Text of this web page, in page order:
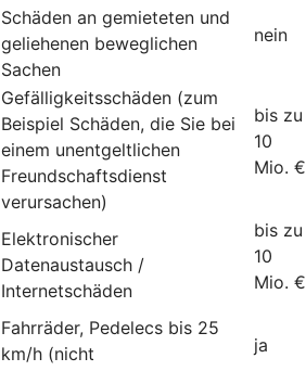
Schäden an gemieteten und
geliehenen beweglichen
Sachen
nein
Gefälligkeitsschäden (zum
Beispiel Schäden, die Sie bei
einem unentgeltlichen
Freundschaftsdienst
verursachen)
bis zu
10
Mio. €
Elektronischer
Datenaustausch /
Internetschäden
bis zu
10
Mio. €
Fahrräder, Pedelecs bis 25
km/h (nicht
ja